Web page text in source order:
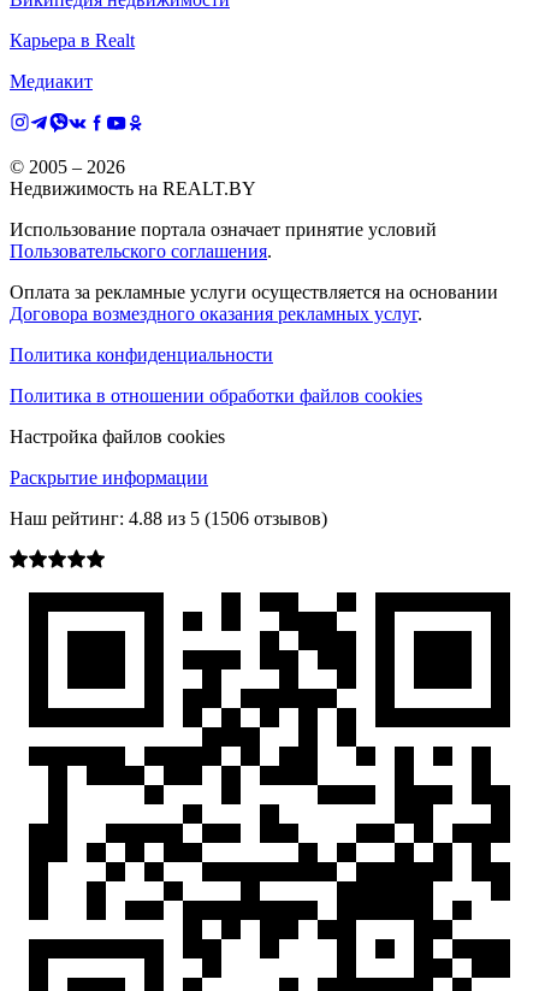
Карьера в Realt
Медиакит
© 2005 – 2026
Недвижимость на REALT.BY
Использование портала означает принятие условий
Пользовательского соглашения.
Оплата за рекламные услуги осуществляется на основании
Договора возмездного оказания рекламных услуг.
Политика конфиденциальности
Политика в отношении обработки файлов cookies
Настройка файлов cookies
Раскрытие информации
Наш рейтинг: 4.88 из 5 (1506 отзывов)